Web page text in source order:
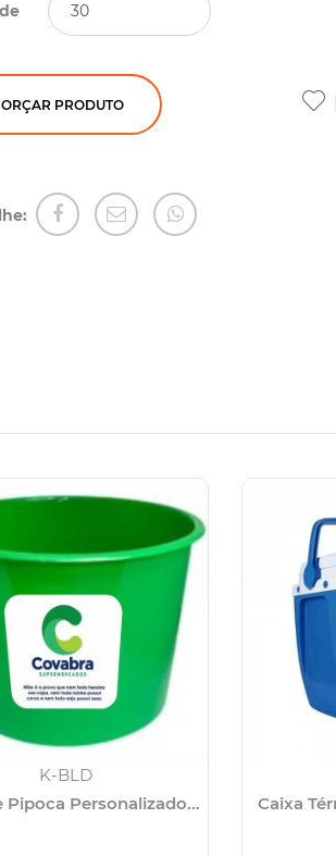
ORÇAR PRODUTO
K-BLD
Pipoca Personalizado...
Caixa